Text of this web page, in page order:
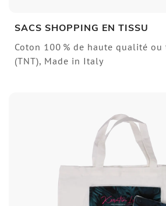
SACS SHOPPING EN TISSU
Coton 100 % de haute qualité
(TNT), Made in Italy